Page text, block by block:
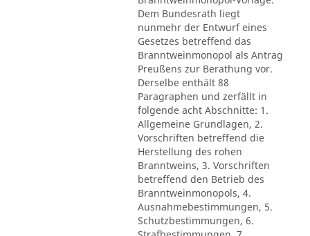
Dem Bundesrath liegt
nunmehr der Entwurf eines
Gesetzes betreffend das
Branntweinmonopol als Antrag
Preußens zur Berathung vor.
Derselbe enthält 88
Paragraphen und zerfällt in
folgende acht Abschnitte: 1.
Allgemeine Grundlagen, 2.
Vorschriften betreffend die
Herstellung des rohen
Branntweins, 3. Vorschriften
betreffend den Betrieb des
Branntweinmonopols, 4.
Ausnahmebestimmungen, 5.
Schutzbestimmungen, 6.